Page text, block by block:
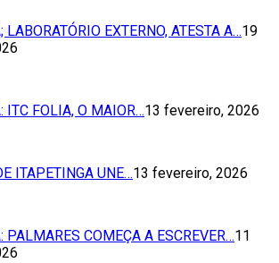
LABORATÓRIO EXTERNO, ATESTA A…19
ITC FOLIA, O MAIOR…13 fevereiro, 2026
ITAPETINGA UNE…13 fevereiro, 2026
PALMARES COMEÇA A ESCREVER…11